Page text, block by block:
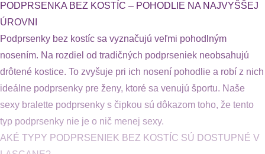
PODPRSENKA BEZ KOSTÍC – POHODLIE NA NAJVYŠŠEJ
ÚROVNI
Podprsenky bez kostíc sa vyznačujú veľmi pohodlným
nosením. Na rozdiel od tradičných podprseniek neobsahujú
drôtené kostice. To zvyšuje pri ich nosení pohodlie a robí z nich
ideálne podprsenky pre ženy, ktoré sa venujú športu. Naše
sexy bralette podprsenky s čipkou sú dôkazom toho, že tento
typ podprsenky nie je o nič menej sexy.
AKÉ TYPY PODPRSENIEK BEZ KOSTÍC SÚ DOSTUPNÉ V